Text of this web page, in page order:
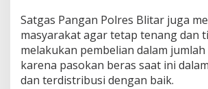
Satgas Pangan Polres Blitar juga
masyarakat agar tetap tenang dan
melakukan pembelian dalam
karena pasokan beras saat ini
dan terdistribusi dengan baik.